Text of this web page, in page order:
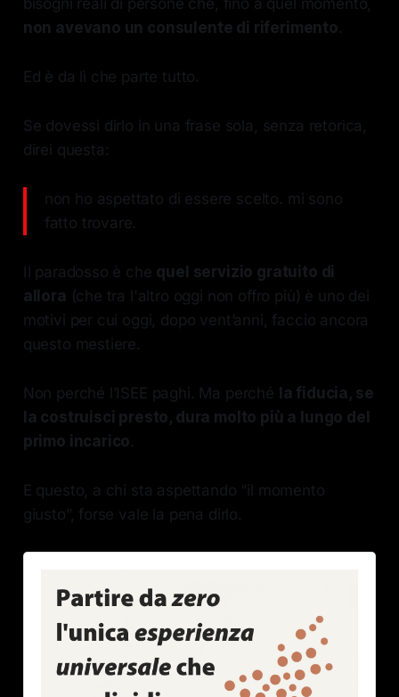
bisogni reali di persone che, fino a quel momento,
non avevano un consulente di riferimento.
Ed è da lì che parte tutto.
Se dovessi dirlo in una frase sola, senza retorica,
direi questa:
non ho aspettato di essere scelto. mi sono
fatto trovare.
Il paradosso è che quel servizio gratuito di
allora (che tra l'altro oggi non offro più) è uno dei
motivi per cui oggi, dopo vent’anni, faccio ancora
questo mestiere.
Non perché l’ISEE paghi. Ma perché la fiducia, se
la costruisci presto, dura molto più a lungo del
primo incarico.
E questo, a chi sta aspettando “il momento
giusto”, forse vale la pena dirlo.